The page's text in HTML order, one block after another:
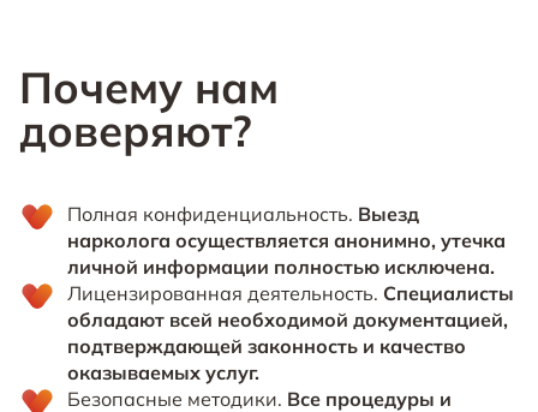
Почему нам
доверяют?
Полная конфиденциальность. Выезд
нарколога осуществляется анонимно, утечка
личной информации полностью исключена.
Лицензированная деятельность. Специалисты
обладают всей необходимой документацией,
подтверждающей законность и качество
оказываемых услуг.
Безопасные методики. Все процедуры и